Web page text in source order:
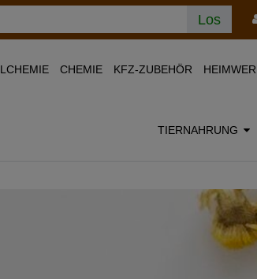
Los
CHEMIE KFZ-ZUBEHÖR
TIERNAHRUNG